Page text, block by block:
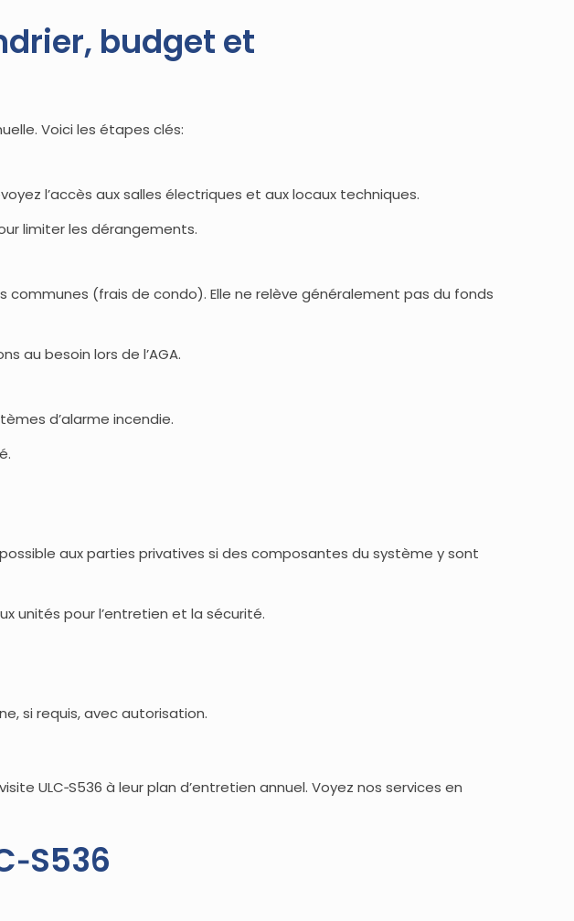
budget et
Voici les étapes clés:
l’accès aux salles électriques et aux locaux techniques.
limiter les dérangements.
communes (frais de condo). Elle ne relève généralement pas du fonds
au besoin lors de l’AGA.
d’alarme incendie.
aux parties privatives si des composantes du système y sont
unités pour l’entretien et la sécurité.
si requis, avec autorisation.
ULC‑S536 à leur plan d’entretien annuel. Voyez nos services en